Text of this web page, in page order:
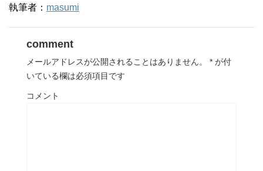
執筆者： masumi
comment
メールアドレスが公開されることはありません。 * が付
いている欄は必須項目です
コメント